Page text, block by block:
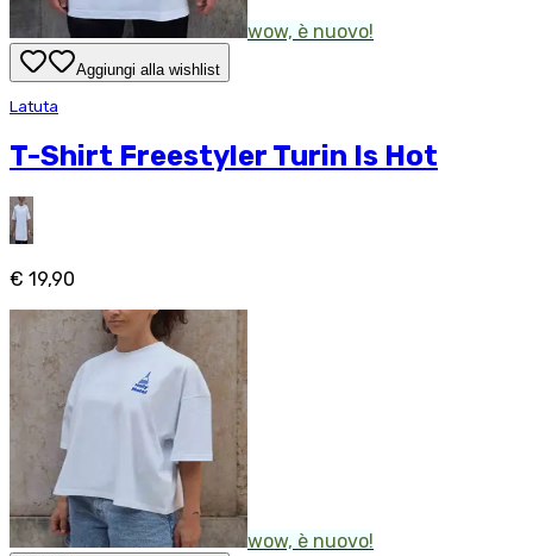
wow, è nuovo!
Aggiungi alla wishlist
Latuta
T-Shirt Freestyler Turin Is Hot
€ 19,90
wow, è nuovo!